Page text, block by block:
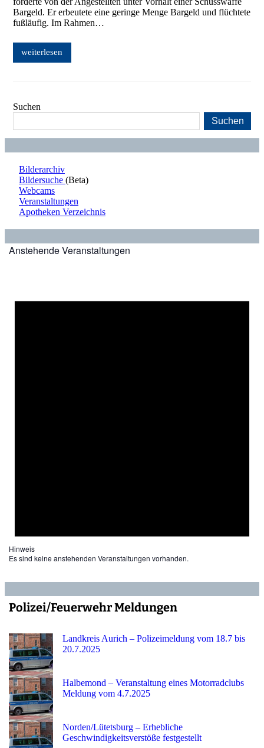
Bargeld. Er erbeutete eine geringe Menge Bargeld und flüchtete
fußläufig. Im Rahmen…
weiterlesen
Suchen
Suchen
Bilderarchiv
Bildersuche (Beta)
Webcams
Veranstaltungen
Apotheken Verzeichnis
Anstehende Veranstaltungen
Hinweis
Es sind keine anstehenden Veranstaltungen vorhanden.
Polizei/Feuerwehr Meldungen
Landkreis Aurich – Polizeimeldung vom 18.7 bis
20.7.2025
Halbemond – Veranstaltung eines Motorradclubs
Meldung vom 4.7.2025
Norden/Lütetsburg – Erhebliche
Geschwindigkeitsverstöße festgestellt